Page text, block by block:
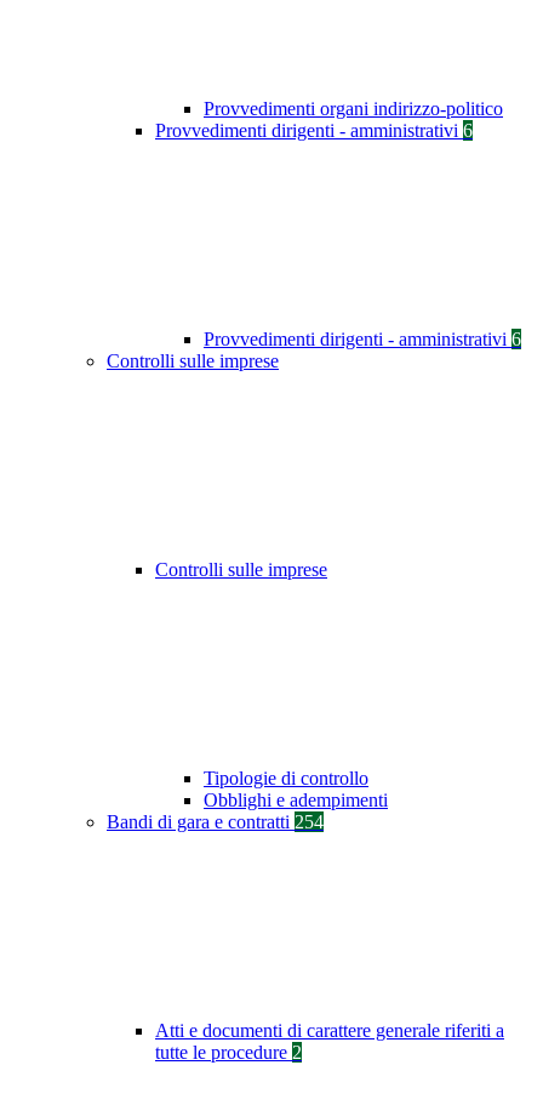
Provvedimenti organi indirizzo-politico
Provvedimenti dirigenti - amministrativi 6
Provvedimenti dirigenti - amministrativi 6
Controlli sulle imprese
Controlli sulle imprese
Tipologie di controllo
Obblighi e adempimenti
Bandi di gara e contratti 254
Atti e documenti di carattere generale riferiti a
tutte le procedure 2